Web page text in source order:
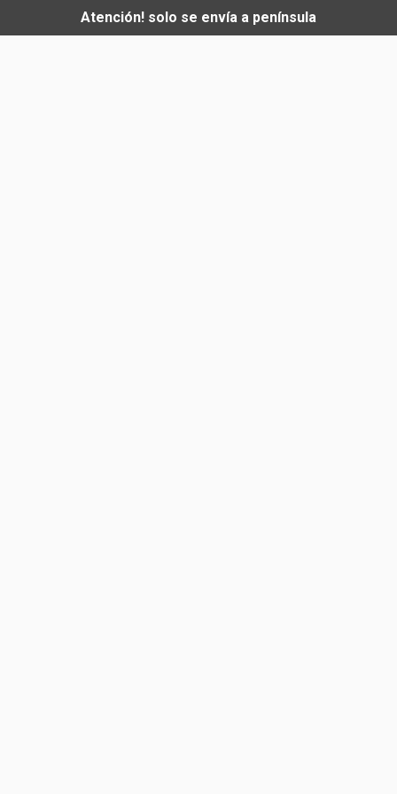
Atención! solo se envía a península